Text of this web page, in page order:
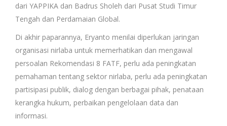
dari YAPPIKA dan Badrus Sholeh dari Pusat Studi Timur
Tengah dan Perdamaian Global.
Di akhir paparannya, Eryanto menilai diperlukan jaringan
organisasi nirlaba untuk memerhatikan dan mengawal
persoalan Rekomendasi 8 FATF, perlu ada peningkatan
pemahaman tentang sektor nirlaba, perlu ada peningkatan
partisipasi publik, dialog dengan berbagai pihak, penataan
kerangka hukum, perbaikan pengelolaan data dan
informasi.